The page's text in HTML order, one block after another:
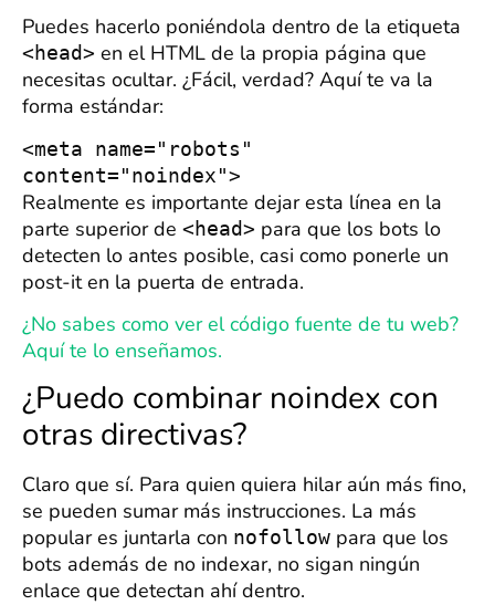
Puedes hacerlo poniéndola dentro de la etiqueta
<head> en el HTML de la propia página que
necesitas ocultar. ¿Fácil, verdad? Aquí te va la
forma estándar:
<meta name="robots"
content="noindex">
Realmente es importante dejar esta línea en la
parte superior de <head> para que los bots lo
detecten lo antes posible, casi como ponerle un
post-it en la puerta de entrada.
¿No sabes como ver el código fuente de tu web?
Aquí te lo enseñamos.
¿Puedo combinar noindex con
otras directivas?
Claro que sí. Para quien quiera hilar aún más fino,
se pueden sumar más instrucciones. La más
popular es juntarla con nofollow para que los
bots además de no indexar, no sigan ningún
enlace que detectan ahí dentro.